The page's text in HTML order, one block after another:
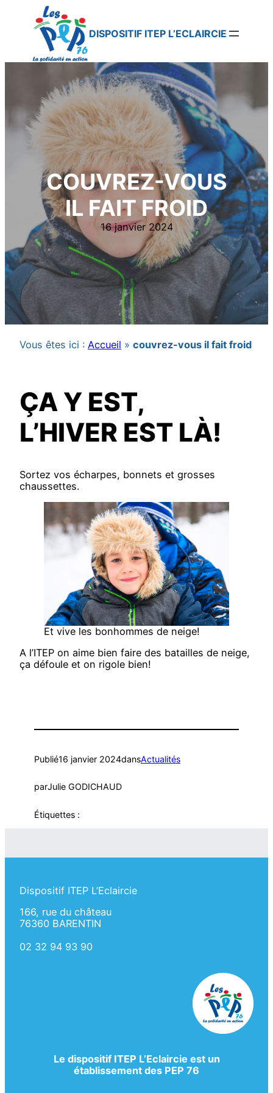
contenu
DISPOSITIF ITEP L’ECLAIRCIE
COUVREZ-VOUS
IL FAIT FROID
16 janvier 2024
Vous êtes ici : Accueil » couvrez-vous il fait froid
ÇA Y EST,
L’HIVER EST LÀ!
Sortez vos écharpes, bonnets et grosses
chaussettes.
Et vive les bonhommes de neige!
A l’ITEP on aime bien faire des batailles de neige,
ça défoule et on rigole bien!
Publié16 janvier 2024dansActualités
parJulie GODICHAUD
Étiquettes :
Dispositif ITEP L’Eclaircie
166, rue du château
76360 BARENTIN
02 32 94 93 90
Le dispositif ITEP L’Eclaircie est un
établissement des PEP 76